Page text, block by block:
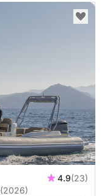
4.9(23)
(2026)